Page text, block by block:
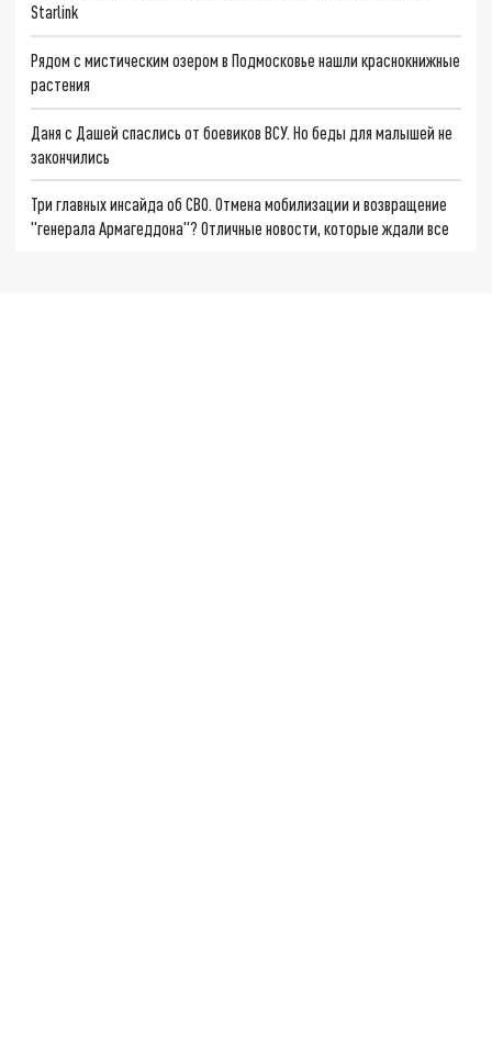
Starlink
Рядом с мистическим озером в Подмосковье нашли краснокнижные
растения
Даня с Дашей спаслись от боевиков ВСУ. Но беды для малышей не
закончились
Три главных инсайда об СВО. Отмена мобилизации и возвращение
"генерала Армагеддона"? Отличные новости, которые ждали все